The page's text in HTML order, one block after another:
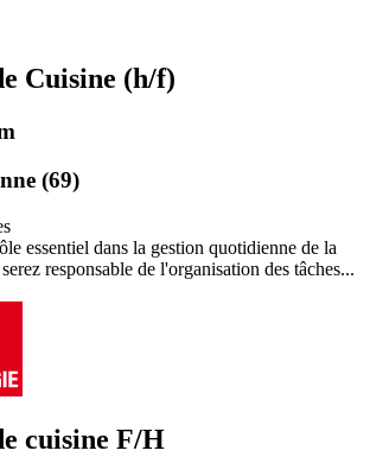
Cuisine (h/f)
(69)
essentiel dans la gestion quotidienne de la
responsable de l'organisation des tâches...
cuisine F/H